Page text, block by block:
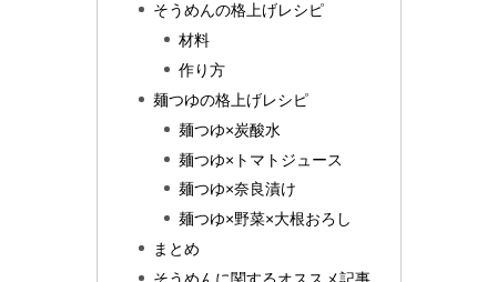
そうめんの格上げレシピ
材料
作り方
麺つゆの格上げレシピ
麺つゆ×炭酸水
麺つゆ×トマトジュース
麺つゆ×奈良漬け
麺つゆ×野菜×大根おろし
まとめ